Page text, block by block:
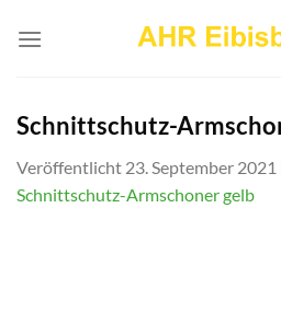
Inhalt
Schnittschutz-
Veröffentlicht 23. September 2021
Schnittschutz-Armschoner gelb